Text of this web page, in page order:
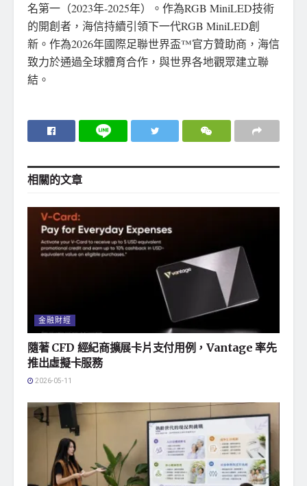
名第一（2023年-2025年）。作為RGB MiniLED技術
的開創者，海信持續引領下一代RGB MiniLED創
新。作為2026年國際足聯世界盃™官方贊助商，海信
致力於通過全球體育合作，與世界各地觀眾建立聯
結。
相關的文章
金融財經
隨著 CFD 經紀商擴展卡片支付用例，Vantage 率先
推出虛擬卡服務
2026-05-11